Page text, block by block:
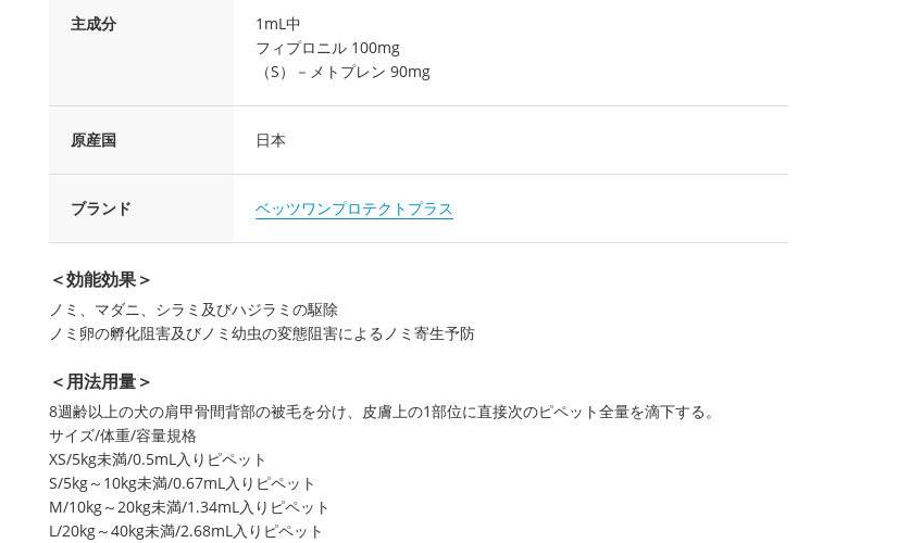
主成分
1mL中
フィプロニル 100mg
（S）－メトプレン 90mg
原産国 日本
ブランド ベッツワンプロテクトプラス
＜効能効果＞
ノミ、マダニ、シラミ及びハジラミの駆除
ノミ卵の孵化阻害及びノミ幼虫の変態阻害によるノミ寄生予防
＜用法用量＞
8週齢以上の犬の肩甲骨間背部の被毛を分け、皮膚上の1部位に直接次のピペット全量を滴下する。
サイズ/体重/容量規格
XS/5kg未満/0.5mL入りピペット
S/5kg～10kg未満/0.67mL入りピペット
M/10kg～20kg未満/1.34mL入りピペット
L/20kg～40kg未満/2.68mL入りピペット